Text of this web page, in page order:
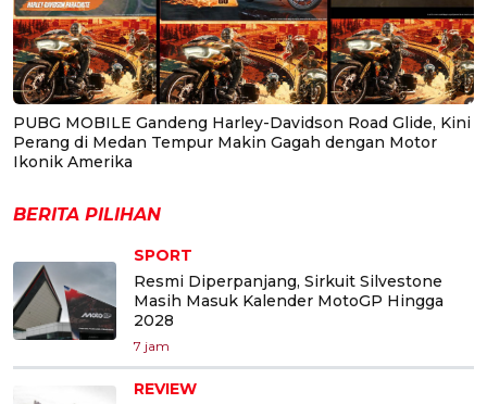
PUBG MOBILE Gandeng Harley-Davidson Road Glide, Kini
Perang di Medan Tempur Makin Gagah dengan Motor
Ikonik Amerika
BERITA PILIHAN
SPORT
Resmi Diperpanjang, Sirkuit Silvestone
Masih Masuk Kalender MotoGP Hingga
2028
7 jam
REVIEW